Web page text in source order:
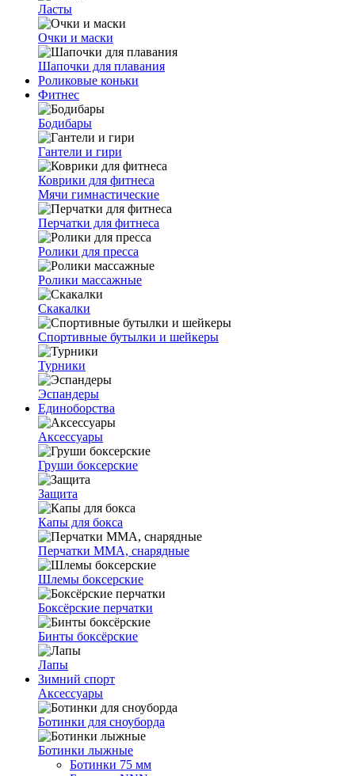
Ласты
Очки и маски
Шапочки для плавания
Роликовые коньки
Фитнес
Бодибары
Гантели и гири
Коврики для фитнеса
Мячи гимнастические
Перчатки для фитнеса
Ролики для пресса
Ролики массажные
Скакалки
Спортивные бутылки и шейкеры
Турники
Эспандеры
Единоборства
Аксессуары
Груши боксерские
Защита
Капы для бокса
Перчатки ММА, снарядные
Шлемы боксерские
Боксёрские перчатки
Бинты боксёрские
Лапы
Зимний спорт
Аксессуары
Ботинки для сноуборда
Ботинки лыжные
Ботинки 75 мм